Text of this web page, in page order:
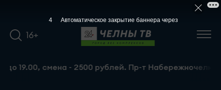
16+
смена - 2500 рублей. Пр-т Набережночелнинский,
3 Автоматическое закрытие баннера через